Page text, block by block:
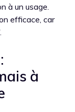
à un usage.
efficace, car
à